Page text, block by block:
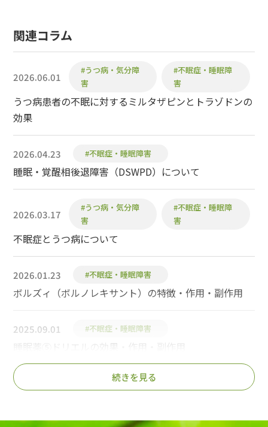
関連コラム
2026.06.01
#うつ病・気分障
害
#不眠症・睡眠障
害
うつ病患者の不眠に対するミルタザピンとトラゾドンの
効果
2026.04.23 #不眠症・睡眠障害
睡眠・覚醒相後退障害（DSWPD）について
2026.03.17
#うつ病・気分障
害
#不眠症・睡眠障
害
不眠症とうつ病について
2026.01.23 #不眠症・睡眠障害
ボルズィ（ボルノレキサント）の特徴・作用・副作用
2025.09.01 #不眠症・睡眠障害
睡眠薬⑤ドリエルの効果・作用・副作用
2025.08.28 #不眠症・睡眠障害
作用
続きを見る